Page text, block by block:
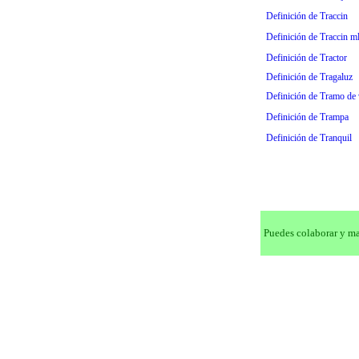
Definición de Traccin
Definición de Traccin
Definición de Tractor
Definición de Tragaluz
Definición de Tramo de
Definición de Trampa
Definición de Tranquil
Puedes colaborar y